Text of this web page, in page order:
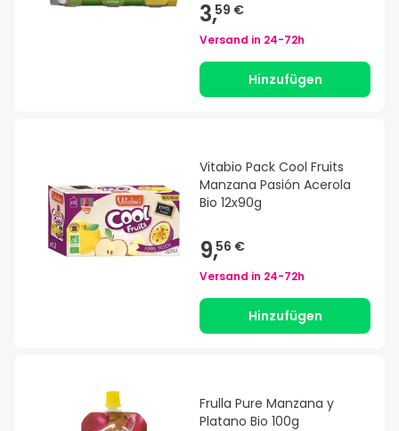
3,59 €
Versand in 24-72h
Hinzufügen
Vitabio Pack Cool Fruits
Manzana Pasión Acerola
Bio 12x90g
9,56 €
Versand in 24-72h
Hinzufügen
Frulla Pure Manzana y
Platano Bio 100g